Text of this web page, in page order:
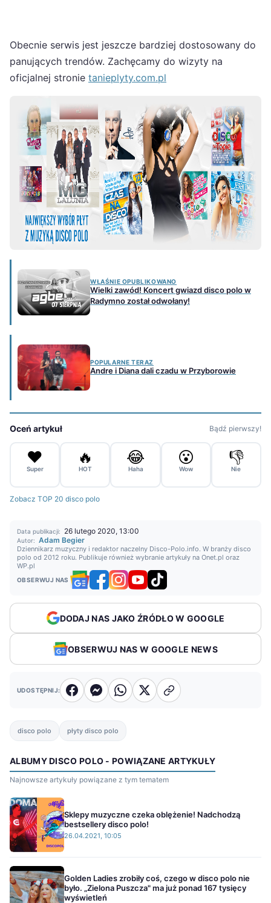
Obecnie serwis jest jeszcze bardziej dostosowany do
panujących trendów. Zachęcamy do wizyty na
oficjalnej stronie tanieplyty.com.pl
WŁAŚNIE OPUBLIKOWANO
Wielki zawód! Koncert gwiazd disco polo w
Radymno został odwołany!
POPULARNE TERAZ
Andre i Diana dali czadu w Przyborowie
Oceń artykuł Bądź pierwszy!
❤️
Super
🔥
HOT
😂
Haha
😮
Wow
👎
Nie
Zobacz TOP 20 disco polo
Data publikacji: 26 lutego 2020, 13:00
Autor: Adam Begier
Dziennikarz muzyczny i redaktor naczelny Disco-Polo.info. W branży disco
polo od 2012 roku. Publikuje również wybranie artykuły na Onet.pl oraz
WP.pl
OBSERWUJ NAS
DODAJ NAS JAKO ŹRÓDŁO W GOOGLE
OBSERWUJ NAS W GOOGLE NEWS
UDOSTĘPNIJ:
disco polo płyty disco polo
ALBUMY DISCO POLO - POWIĄZANE ARTYKUŁY
Najnowsze artykuły powiązane z tym tematem
Sklepy muzyczne czeka oblężenie! Nadchodzą
bestsellery disco polo!
26.04.2021, 10:05
Golden Ladies zrobiły coś, czego w disco polo nie
było. „Zielona Puszcza" ma już ponad 167 tysięcy
wyświetleń